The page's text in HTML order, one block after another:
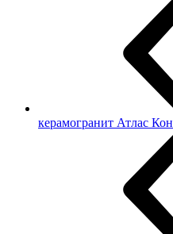
керамогранит Атлас